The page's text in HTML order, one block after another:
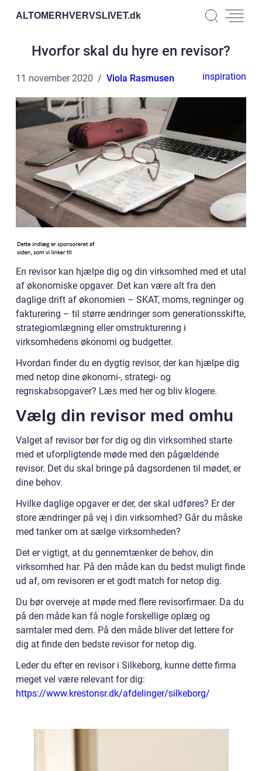
ALTOMERHVERVSLIVET.dk
Hvorfor skal du hyre en revisor?
11 november 2020 Viola Rasmusen inspiration
En revisor kan hjælpe dig og din virksomhed med et utal
af økonomiske opgaver. Det kan være alt fra den
daglige drift af økonomien – SKAT, moms, regninger og
fakturering – til større ændringer som generationsskifte,
strategiomlægning eller omstrukturering i
virksomhedens økonomi og budgetter.
Hvordan finder du en dygtig revisor, der kan hjælpe dig
med netop dine økonomi-, strategi- og
regnskabsopgaver? Læs med her og bliv klogere.
Vælg din revisor med omhu
Valget af revisor bør for dig og din virksomhed starte
med et uforpligtende møde med den pågældende
revisor. Det du skal bringe på dagsordenen til mødet, er
dine behov.
Hvilke daglige opgaver er der, der skal udføres? Er der
store ændringer på vej i din virksomhed? Går du måske
med tanker om at sælge virksomheden?
Det er vigtigt, at du gennemtænker de behov, din
virksomhed har. På den måde kan du bedst muligt finde
ud af, om revisoren er et godt match for netop dig.
Du bør overveje at møde med flere revisorfirmaer. Da du
på den måde kan få nogle forskellige oplæg og
samtaler med dem. På den måde bliver det lettere for
dig at finde den bedste revisor for netop dig.
Leder du efter en revisor i Silkeborg, kunne dette firma
meget vel være relevant for dig:
https://www.krestonsr.dk/afdelinger/silkeborg/